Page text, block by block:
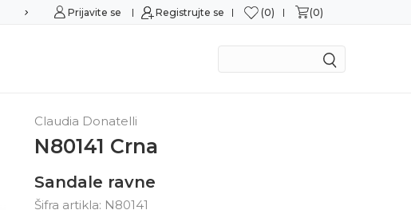
Sigurno plaćanje platnim karticama
Prijavite se Registrujte se 0 0
Claudia Donatelli
N80141 Crna
Sandale ravne
Šifra artikla: N80141